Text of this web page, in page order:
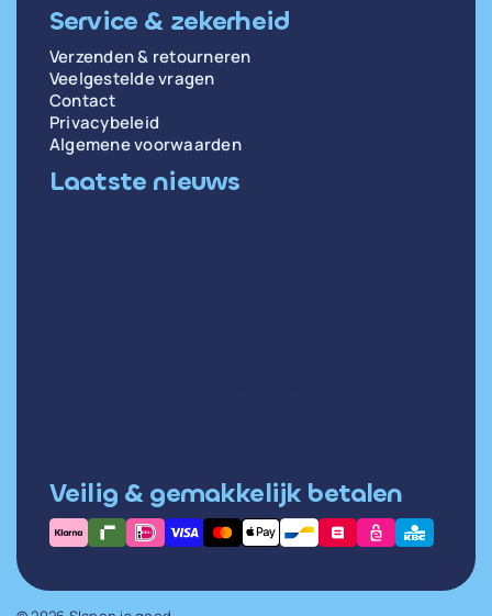
Service & zekerheid
Verzenden & retourneren
Veelgestelde vragen
Contact
Privacybeleid
Algemene voorwaarden
Laatste nieuws
Veilig & gemakkelijk betalen